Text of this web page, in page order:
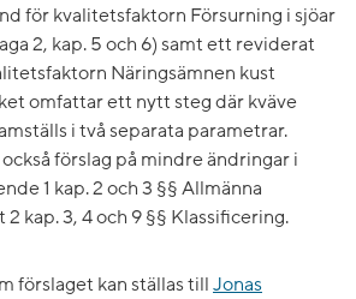
för kvalitetsfaktorn Försurning i sjöar
2, kap. 5 och 6) samt ett reviderat
Näringsämnen kust
omfattar ett nytt steg där kväve
i två separata parametrar.
förslag på mindre ändringar i
1 kap. 2 och 3 §§ Allmänna
kap. 3, 4 och 9 §§ Klassificering.
förslaget kan ställas till Jonas